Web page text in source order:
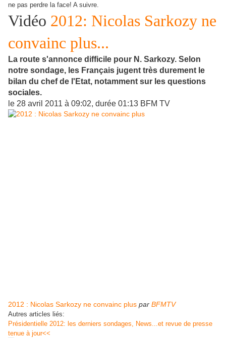
ne pas perdre la face! A suivre.
Vidéo 2012: Nicolas Sarkozy ne
convainc plus...
La route s'annonce difficile pour N. Sarkozy. Selon
notre sondage, les Français jugent très durement le
bilan du chef de l'Etat, notamment sur les questions
sociales.
le 28 avril 2011 à 09:02, durée 01:13 BFM TV
2012 : Nicolas Sarkozy ne convainc plus par BFMTV
Autres articles liés:
Présidentielle 2012: les derniers sondages, News...et revue de presse
tenue à jour<<